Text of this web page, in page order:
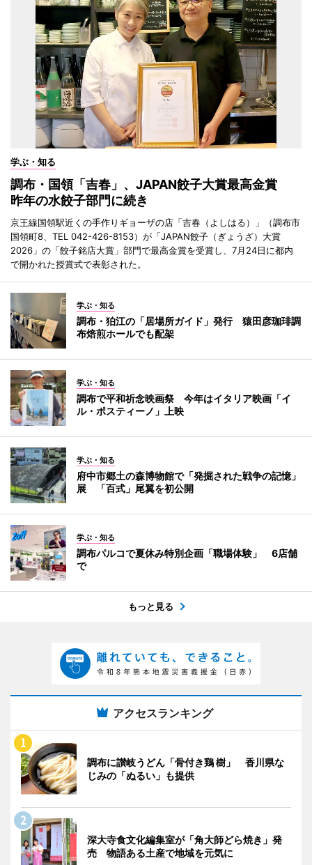
学ぶ・知る
調布・国領「吉春」、JAPAN餃子大賞最高金賞
昨年の水餃子部門に続き
京王線国領駅近くの手作りギョーザの店「吉春（よしはる）」（調布市
国領町8、TEL 042-426-8153）が「JAPAN餃子（ぎょうざ）大賞
2026」の「餃子銘店大賞」部門で最高金賞を受賞し、7月24日に都内
で開かれた授賞式で表彰された。
学ぶ・知る
調布・狛江の「居場所ガイド」発行 猿田彦珈琲調
布焙煎ホールでも配架
学ぶ・知る
調布で平和祈念映画祭 今年はイタリア映画「イ
ル・ポスティーノ」上映
学ぶ・知る
府中市郷土の森博物館で「発掘された戦争の記憶」
展 「百式」尾翼を初公開
学ぶ・知る
調布パルコで夏休み特別企画「職場体験」 6店舗
で
もっと見る
アクセスランキング
調布に讃岐うどん「骨付き鶏 樹」 香川県な
じみの「ぬるい」も提供
深大寺食文化編集室が「角大師どら焼き」発
売 物語ある土産で地域を元気に